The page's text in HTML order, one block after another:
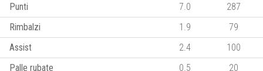
Punti
7.0
287
Rimbalzi
1.9
79
Assist
2.4
100
Palle rubate
0.5
20